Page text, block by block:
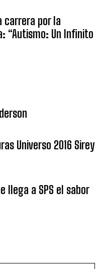
carrera por la
“Autismo: Un Infinito
Universo 2016 Sirey
llega a SPS el sabor